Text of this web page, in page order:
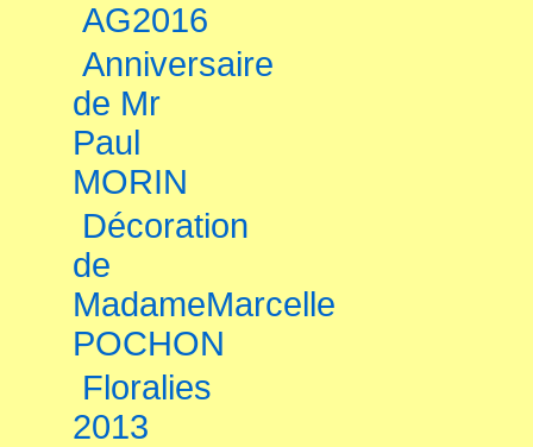
AG2016
Anniversaire
de Mr
Paul
MORIN
Décoration
de
MadameMarcelle
POCHON
Floralies
2013